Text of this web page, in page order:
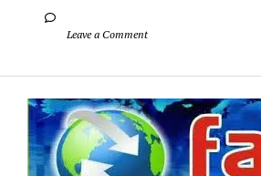
		Leave a Comment